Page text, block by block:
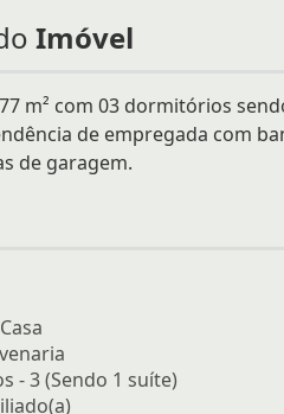
Imóvel
m² com 03 dormitórios
de empregada com
de garagem.
- 3 (Sendo 1 suíte)